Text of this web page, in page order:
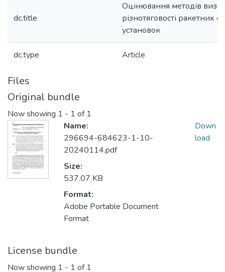
dc.title
Оцінювання методів
різнотяговості ракетних
установок
dc.type Article
Files
Original bundle
Now showing 1 - 1 of 1
Name:
296694-684623-1-10-
20240114.pdf
Size:
537.07 KB
Format:
Adobe Portable Document
Format
Down
load
License bundle
Now showing 1 - 1 of 1